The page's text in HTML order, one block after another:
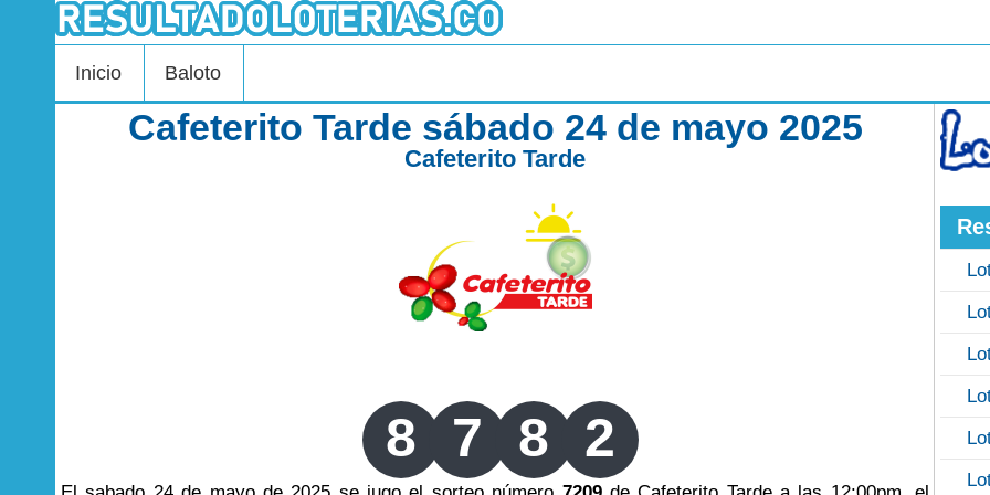
Inicio Baloto
Cafeterito Tarde sábado 24 de mayo 2025
Cafeterito Tarde
8 7 8 2